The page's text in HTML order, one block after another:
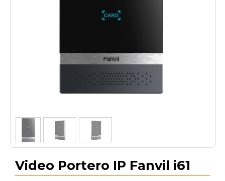
Video Portero IP Fanvil i61